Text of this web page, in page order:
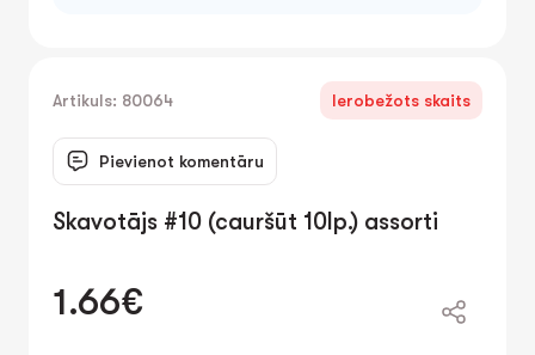
Artikuls: 80064 Ierobežots skaits
Pievienot komentāru
Skavotājs #10 (cauršūt 10lp.) assorti
1.66€